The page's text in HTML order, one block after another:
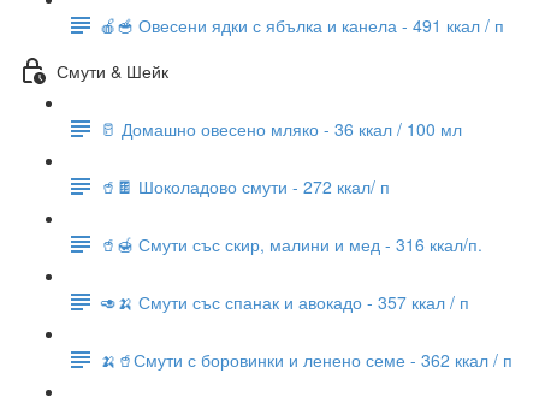
🍎🥣 Овесени ядки с ябълка и канела - 491 ккал / п
Смути & Шейк
🥛 Домашно овесено мляко - 36 ккал / 100 мл
🥤🍫 Шоколадово смути - 272 ккал/ п
🥤🍯 Смути със скир, малини и мед - 316 ккал/п.
🥑🍌 Смути със спанак и авокадо - 357 ккал / п
🍌🥤Смути с боровинки и ленено семе - 362 ккал / п